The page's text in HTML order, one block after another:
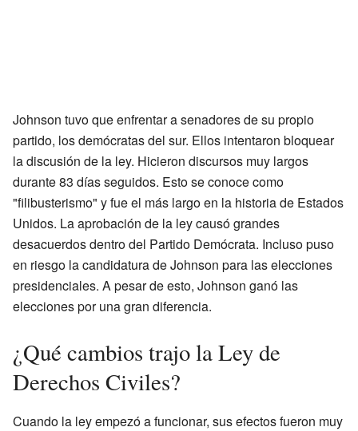
Johnson tuvo que enfrentar a senadores de su propio
partido, los demócratas del sur. Ellos intentaron bloquear
la discusión de la ley. Hicieron discursos muy largos
durante 83 días seguidos. Esto se conoce como
"filibusterismo" y fue el más largo en la historia de Estados
Unidos. La aprobación de la ley causó grandes
desacuerdos dentro del Partido Demócrata. Incluso puso
en riesgo la candidatura de Johnson para las elecciones
presidenciales. A pesar de esto, Johnson ganó las
elecciones por una gran diferencia.
¿Qué cambios trajo la Ley de
Derechos Civiles?
Cuando la ley empezó a funcionar, sus efectos fueron muy